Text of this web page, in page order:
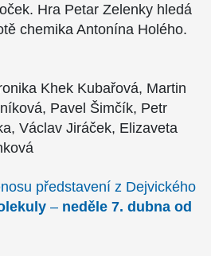
Hra Petar Zelenky hledá
chemika Antonína Holého.
Khek Kubařová, Martin
Pavel Šimčík, Petr
Václav Jiráček, Elizaveta
představení z Dejvického
– neděle 7. dubna od